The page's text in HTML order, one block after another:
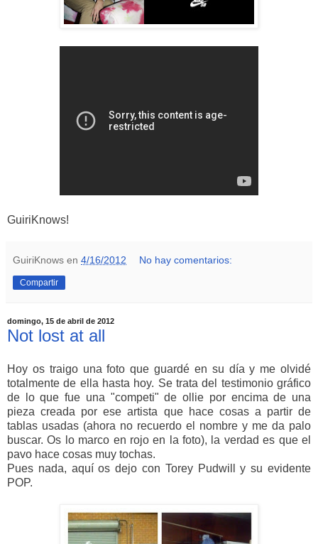
GuiriKnows!
GuiriKnows en 4/16/2012 No hay comentarios:
Compartir
domingo, 15 de abril de 2012
Not lost at all
Hoy os traigo una foto que guardé en su día y me olvidé
totalmente de ella hasta hoy. Se trata del testimonio gráfico
de lo que fue una "competi" de ollie por encima de una
pieza creada por ese artista que hace cosas a partir de
tablas usadas (ahora no recuerdo el nombre y me da palo
buscar. Os lo marco en rojo en la foto), la verdad es que el
pavo hace cosas muy tochas.
Pues nada, aquí os dejo con Torey Pudwill y su evidente
POP.